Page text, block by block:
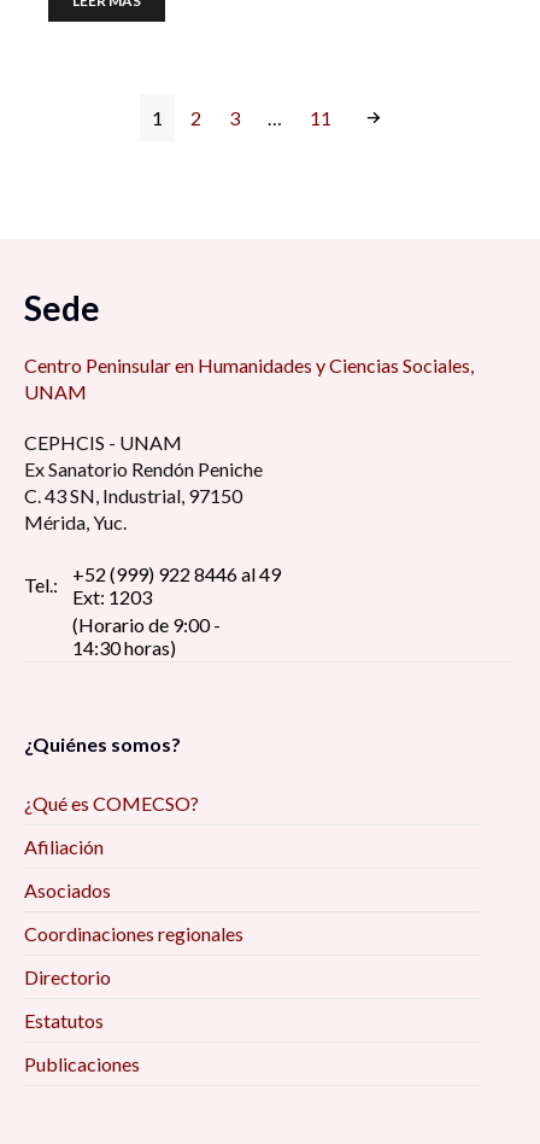
1 2 3 … 11
Sede
Centro Peninsular en Humanidades y Ciencias Sociales,
UNAM
CEPHCIS - UNAM
Ex Sanatorio Rendón Peniche
C. 43 SN, Industrial, 97150
Mérida, Yuc.
Tel.:
+52 (999) 922 8446 al 49
Ext: 1203
(Horario de 9:00 -
14:30 horas)
¿Quiénes somos?
¿Qué es COMECSO?
Afiliación
Asociados
Coordinaciones regionales
Directorio
Estatutos
Publicaciones